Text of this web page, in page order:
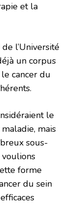
et la
l’Université
un corpus
cancer du
le
mais
sous-
forme
du sein